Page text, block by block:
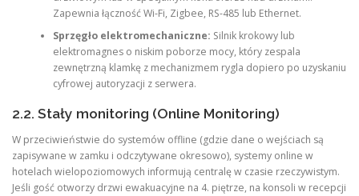
Zapewnia łączność Wi-Fi, Zigbee, RS-485 lub Ethernet.
Sprzęgło elektromechaniczne: Silnik krokowy lub
elektromagnes o niskim poborze mocy, który zespala
zewnętrzną klamkę z mechanizmem rygla dopiero po uzyskaniu
cyfrowej autoryzacji z serwera.
2.2. Stały monitoring (Online Monitoring)
W przeciwieństwie do systemów offline (gdzie dane o wejściach są
zapisywane w zamku i odczytywane okresowo), systemy online w
hotelach wielopoziomowych informują centralę w czasie rzeczywistym.
Jeśli gość otworzy drzwi ewakuacyjne na 4. piętrze, na konsoli w recepcji